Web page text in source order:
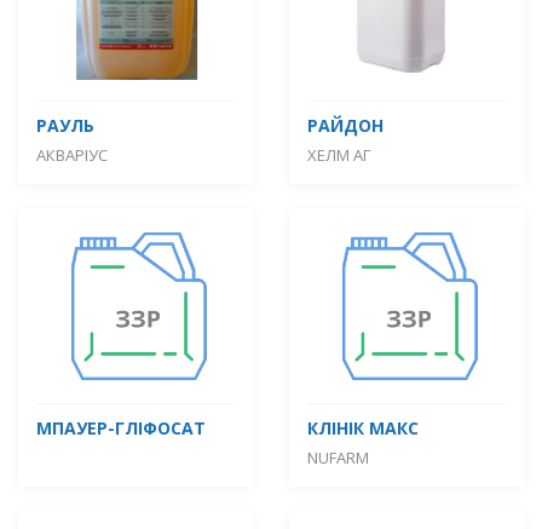
РАУЛЬ
АКВАРІУС
РАЙДОН
ХЕЛМ АГ
МПАУЕР-ГЛІФОСАТ КЛІНІК МАКС
NUFARM